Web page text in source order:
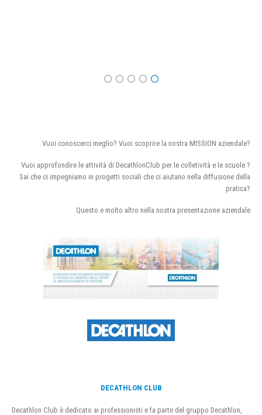
Vuoi conoscerci meglio? Vuoi scoprire la nostra MISSION aziendale?
Vuoi approfondire le attività di DecathlonClub per le colletività e le scuole ?
Sai che ci impegniamo in progetti sociali che ci aiutano nella diffusione della
pratica?
Questo e molto altro nella nostra presentazione aziendale
DECATHLON CLUB
Decathlon Club è dedicato ai professionisti e fa parte del gruppo Decathlon,